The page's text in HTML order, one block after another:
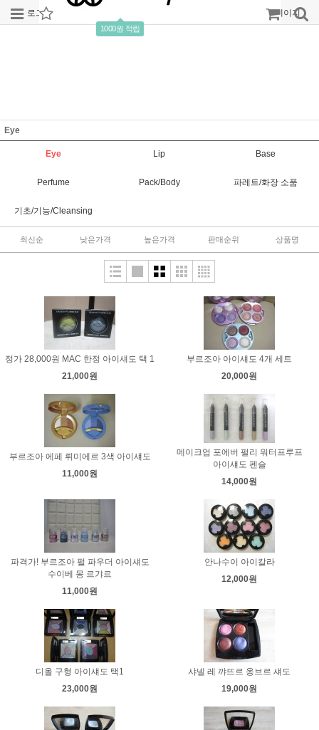
로그인
1000원 적립
마이페이지
Eye
Eye Lip Base
Perfume Pack/Body 파레트/화장 소품
기초/기능/Cleansing
최신순 낮은가격 높은가격 판매순위 상품명
정가 28,000원 MAC 한정 아이섀도 택 1
21,000원
부르조아 아이섀도 4개 세트
20,000원
부르조아 에페 뤼미에르 3색 아이섀도
11,000원
메이크업 포에버 펄리 워터프루프
아이섀도 펜슬
14,000원
파격가! 부르조아 펄 파우더 아이섀도
수이베 몽 르갸르
11,000원
안나수이 아이칼라
12,000원
디올 구형 아이섀도 택1
23,000원
샤넬 레 꺄뜨르 옹브르 섀도
19,000원